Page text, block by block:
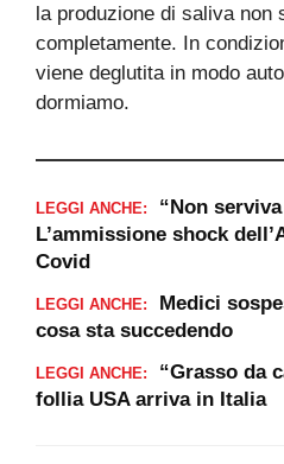
la produzione di saliva non
completamente. In
viene deglutita in modo
dormiamo.
LEGGI ANCHE:
“Non
L’ammissione shock
Covid
LEGGI ANCHE:
Medici
cosa sta succedendo
LEGGI ANCHE:
“Grasso da
follia USA arriva in Italia